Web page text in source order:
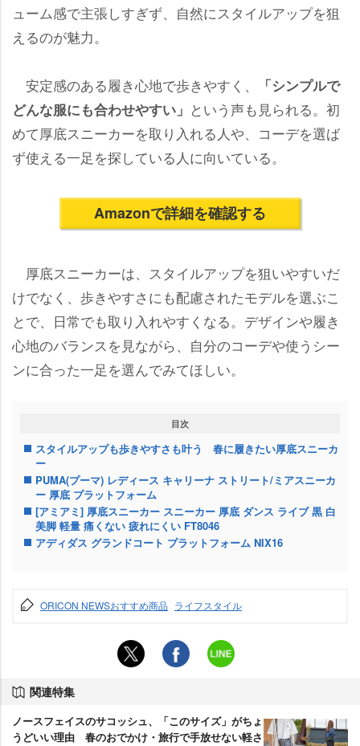
ューム感で主張しすぎず、自然にスタイルアップを狙
えるのが魅力。
安定感のある履き心地で歩きやすく、
「シンプルで
どんな服にも合わせやすい」 という声も見られる。初
めて厚底スニーカーを取り入れる人や、コーデを選ば
ず使える一足を探している人に向いている。
Amazonで詳細を確認する
厚底スニーカーは、スタイルアップを狙いやすいだ
けでなく、歩きやすさにも配慮されたモデルを選ぶこ
とで、日常でも取り入れやすくなる。デザインや履き
心地のバランスを見ながら、自分のコーデや使うシー
ンに合った一足を選んでみてほしい。
目次
スタイルアップも歩きやすさも叶う 春に履きたい厚底スニーカ
ー
PUMA(プーマ) レディース キャリーナ ストリート/ミアスニーカ
ー 厚底 プラットフォーム
[アミアミ] 厚底スニーカー スニーカー 厚底 ダンス ライブ 黒 白
美脚 軽量 痛くない 疲れにくい FT8046
アディダス グランドコート プラットフォーム NIX16
ORICON NEWSおすすめ商品 ライフスタイル
関連特集
ノースフェイスのサコッシュ、「このサイズ」がちょ
うどいい理由 春のおでかけ・旅行で手放せない軽さ